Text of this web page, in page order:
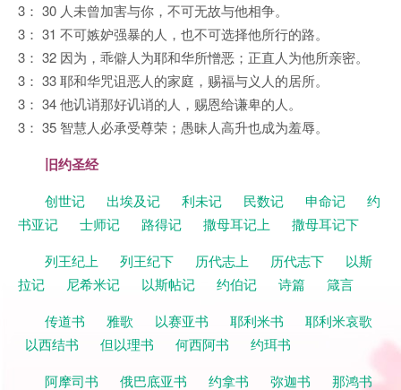
3： 30 人未曾加害与你，不可无故与他相争。
3： 31 不可嫉妒强暴的人，也不可选择他所行的路。
3： 32 因为，乖僻人为耶和华所憎恶；正直人为他所亲密。
3： 33 耶和华咒诅恶人的家庭，赐福与义人的居所。
3： 34 他讥诮那好讥诮的人，赐恩给谦卑的人。
3： 35 智慧人必承受尊荣；愚昧人高升也成为羞辱。
旧约圣经
创世记 出埃及记 利未记 民数记 申命记
约
书亚记
士师记 路得记 撒母耳记上
撒母耳记下
列王纪上
列王纪下 历代志上 历代志下
以斯
拉记
尼希米记 以斯帖记 约伯记 诗篇
箴言
传道书
雅歌 以赛亚书 耶利米书
耶利米哀歌
以西结书
但以理书 何西阿书
约珥书
阿摩司书
俄巴底亚书 约拿书 弥迦书
那鸿书